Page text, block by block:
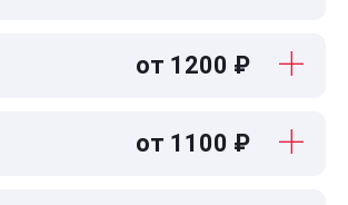
от 1200 ₽
от 1100 ₽